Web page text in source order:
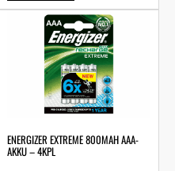
ENERGIZER EXTREME 800MAH AAA-
AKKU – 4KPL